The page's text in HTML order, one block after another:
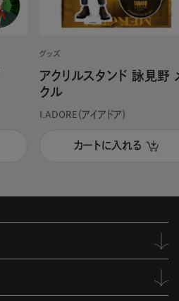
グッズ
アクリルスタンド 詠見野
クル
I.ADORE（アイアドア）
カートに入れる